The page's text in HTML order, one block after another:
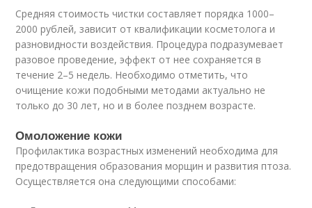
Средняя стоимость чистки составляет порядка 1000–
2000 рублей, зависит от квалификации косметолога и
разновидности воздействия. Процедура подразумевает
разовое проведение, эффект от нее сохраняется в
течение 2–5 недель. Необходимо отметить, что
очищение кожи подобными методами актуально не
только до 30 лет, но и в более позднем возрасте.
Омоложение кожи
Профилактика возрастных изменений необходима для
предотвращения образования морщин и развития птоза.
Осуществляется она следующими способами: